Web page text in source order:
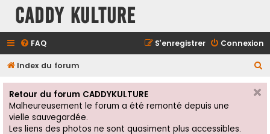
Caddy Kulture
FAQ Connexion
S’enregistrer
Index du forum
e
Retour du forum CADDYKULTURE
Malheureusement le forum a été remonté depuis une
vielle sauvegardée.
Les liens des photos ne sont quasiment plus accessibles.